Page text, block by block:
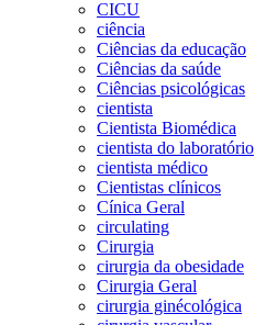
CICU
ciência
Ciências da educação
Ciências da saúde
Ciências psicológicas
cientista
Cientista Biomédica
cientista do laboratório
cientista médico
Cientistas clínicos
Cínica Geral
circulating
Cirurgia
cirurgia da obesidade
Cirurgia Geral
cirurgia ginécológica